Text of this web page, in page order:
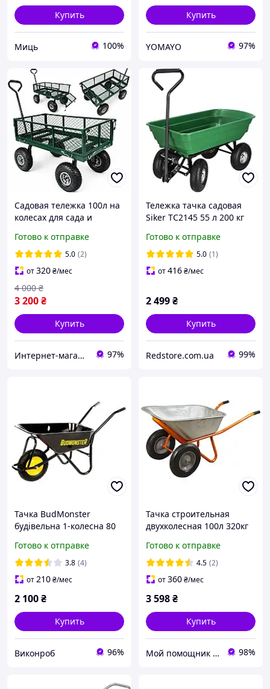
Купить
Миць 100%
Купить
YOMAYO 97%
Садовая тележка 100л на
колесах для сада и
Готово к отправке
5.0 (2)
от320₴/мес
3 200₴
4 000 ₴
Купить
Интернет-магазин «Копейка» 97%
Тележка тачка садовая
Siker TC2145 55 л 200 кг
4-колесный для сада
фермы R_2540
Готово к отправке
5.0 (1)
от416₴/мес
2 499₴
Купить
Redstore.com.ua 99%
Тачка BudMonster
будівельна 1-колесна 80
200 кг
Готово к отправке
3.8 (4)
от210₴/мес
2 100₴
Купить
Виконроб 96%
Тачка строительная
двухколесная 100л 320кг
ЧАСТЕЙ) FLORA (5056714)
Готово к отправке
4.5 (2)
от360₴/мес
3 598₴
Купить
Мой помощник - интернет магазин 98%